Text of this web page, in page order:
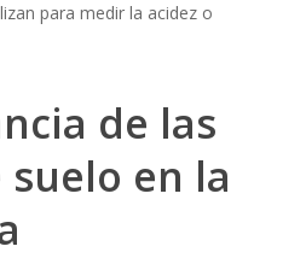
para medir la acidez o
de las
en la